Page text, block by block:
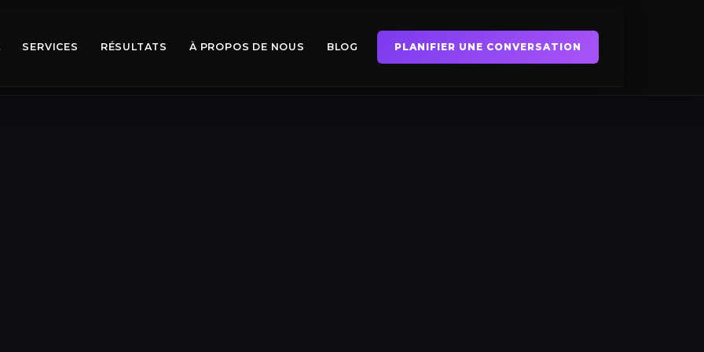
SERVICES RÉSULTATS À PROPOS DE NOUS BLOG PLANIFIER UNE CONVERSATION